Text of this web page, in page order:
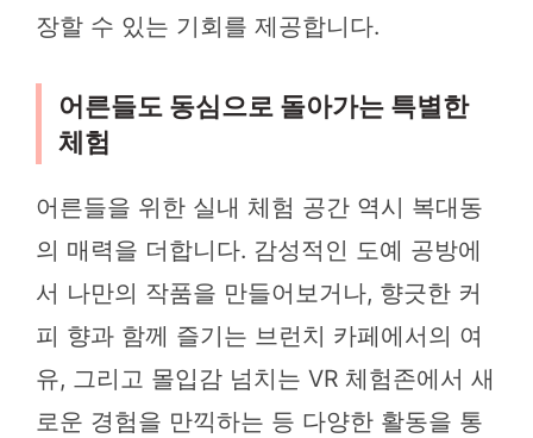
장할 수 있는 기회를 제공합니다.
어른들도 동심으로 돌아가는 특별한
체험
어른들을 위한 실내 체험 공간 역시 복대동
의 매력을 더합니다. 감성적인 도예 공방에
서 나만의 작품을 만들어보거나, 향긋한 커
피 향과 함께 즐기는 브런치 카페에서의 여
유, 그리고 몰입감 넘치는 VR 체험존에서 새
로운 경험을 만끽하는 등 다양한 활동을 통